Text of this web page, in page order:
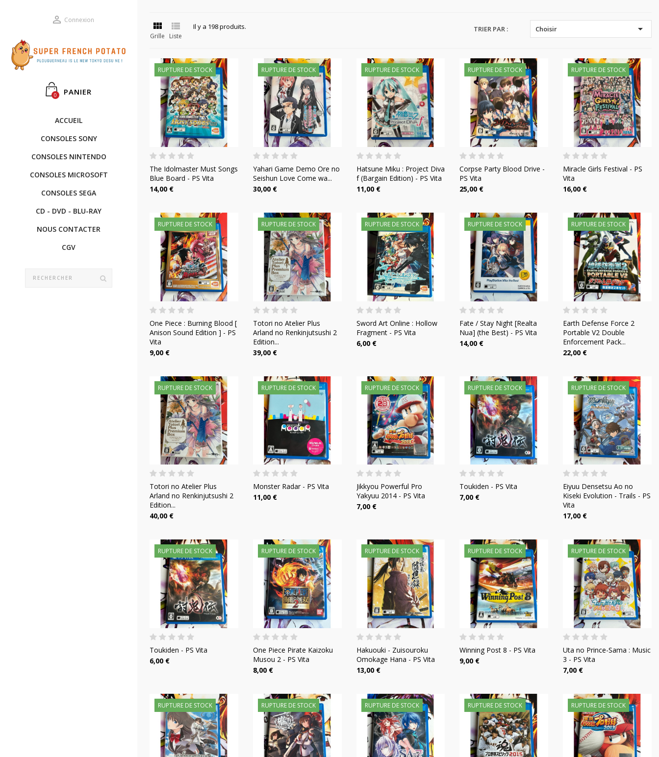
 Connexion
PANIER
0
ACCUEIL
CONSOLES SONY
CONSOLES NINTENDO
CONSOLES MICROSOFT
CONSOLES SEGA
CD - DVD - BLU-RAY
NOUS CONTACTER
CGV

Grille

Liste
Il y a 198 produits. TRIER PAR : Choisir 
RUPTURE DE STOCK
The Idolmaster Must Songs
Blue Board - PS Vita
14,00 €
RUPTURE DE STOCK
Yahari Game Demo Ore no
Seishun Love Come wa...
30,00 €
RUPTURE DE STOCK
Hatsune Miku : Project Diva
f (Bargain Edition) - PS Vita
11,00 €
RUPTURE DE STOCK
Corpse Party Blood Drive -
PS Vita
25,00 €
RUPTURE DE STOCK
Miracle Girls Festival - PS
Vita
16,00 €
RUPTURE DE STOCK
One Piece : Burning Blood [
Anison Sound Edition ] - PS
Vita
9,00 €
RUPTURE DE STOCK
Totori no Atelier Plus
Arland no Renkinjutsushi 2
Edition...
39,00 €
RUPTURE DE STOCK
Sword Art Online : Hollow
Fragment - PS Vita
6,00 €
RUPTURE DE STOCK
Fate / Stay Night [Realta
Nua] (the Best) - PS Vita
14,00 €
RUPTURE DE STOCK
Earth Defense Force 2
Portable V2 Double
Enforcement Pack...
22,00 €
RUPTURE DE STOCK
Totori no Atelier Plus
Arland no Renkinjutsushi 2
Edition...
40,00 €
RUPTURE DE STOCK
Monster Radar - PS Vita
11,00 €
RUPTURE DE STOCK
Jikkyou Powerful Pro
Yakyuu 2014 - PS Vita
7,00 €
RUPTURE DE STOCK
Toukiden - PS Vita
7,00 €
RUPTURE DE STOCK
Eiyuu Densetsu Ao no
Kiseki Evolution - Trails - PS
Vita
17,00 €
RUPTURE DE STOCK
Toukiden - PS Vita
6,00 €
RUPTURE DE STOCK
One Piece Pirate Kaizoku
Musou 2 - PS Vita
8,00 €
RUPTURE DE STOCK
Hakuouki - Zuisouroku
Omokage Hana - PS Vita
13,00 €
RUPTURE DE STOCK
Winning Post 8 - PS Vita
9,00 €
RUPTURE DE STOCK
Uta no Prince-Sama : Music
3 - PS Vita
7,00 €
RUPTURE DE STOCK RUPTURE DE STOCK RUPTURE DE STOCK RUPTURE DE STOCK RUPTURE DE STOCK